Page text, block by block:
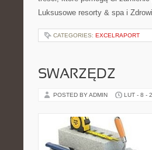
Luksusowe resorty & spa i
CATEGORIES: EXCELRAPORT
SWARZĘDZ
POSTED BY ADMIN LUT - 8 -